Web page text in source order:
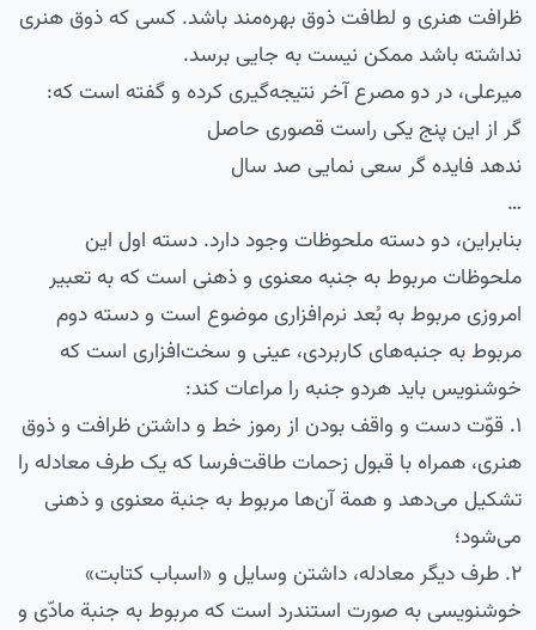
ظرافت هنری و لطافت ذوق بهره‌مند باشد. کسی که ذوق هنری
نداشته باشد ممکن نیست به جایی برسد.
میرعلی، در دو مصرع آخر نتیجه‌گیری کرده و گفته است که:
گر از این پنج یکی راست قصوری حاصل
ندهد فایده گر سعی نمایی صد سال
…
بنابراین، دو دسته ملحوظات وجود دارد. دسته اول این
ملحوظات مربوط به جنبه معنوی و ذهنی است که به تعبیر
امروزی مربوط به بُعد نرم‌افزاری موضوع است و دسته دوم
مربوط به جنبه‌های کاربردی، عینی و سخت‌افزاری است که
خوشنویس باید هردو جنبه را مراعات کند:
۱. قوّت دست و واقف بودن از رموز خط و داشتن ظرافت و ذوق
هنری، همراه با قبول زحمات طاقت‌فرسا که یک طرف معادله را
تشکیل می‌دهد و همة‌ آن‌ها مربوط به جنبة‌ معنوی و ‌‌‌‌ذهنی
می‌شود؛
۲. طرف دیگر معادله، داشتن وسایل و «اسباب کتابت»
خوشنویسی به صورت استندرد است که مربوط به جنبة مادّی و